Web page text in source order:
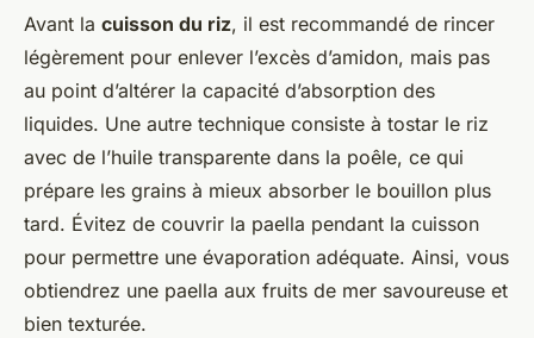
Avant la cuisson du riz, il est recommandé de rincer
légèrement pour enlever l’excès d’amidon, mais pas
au point d’altérer la capacité d’absorption des
liquides. Une autre technique consiste à tostar le riz
avec de l’huile transparente dans la poêle, ce qui
prépare les grains à mieux absorber le bouillon plus
tard. Évitez de couvrir la paella pendant la cuisson
pour permettre une évaporation adéquate. Ainsi, vous
obtiendrez une paella aux fruits de mer savoureuse et
bien texturée.